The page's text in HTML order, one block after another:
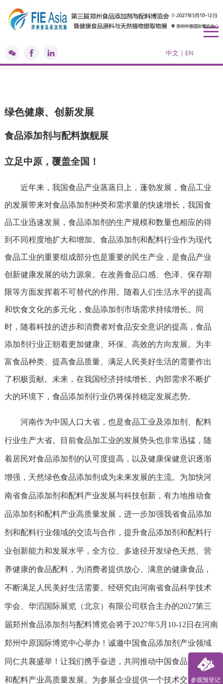
中文 | EN
绿色健康、创新发展
食品添加剂与配料旗舰展
立足中原，覆盖全国！
近年来，我国食品产业蒸蒸日上，蓬勃发展，食品工业
的发展带来对食品添加剂种类和需求量的快速增长，我国食
品工业迅速发展，食品添加剂的生产规模和数量也相应的得
到不同程度地扩大和增加。食品添加剂和配料行业作为现代
食品工业的重要组成部分也是重要的民生产业，是食品产业
创新健康发展的动力源泉。在改善食品口感、色泽、保存期
限等方面发挥着不可替代的作用。随着人们生活水平的提高
和饮食文化的多元化，食品添加剂市场需求持续增长。同
时，随着科技的进步和消费者对食品安全意识的提高，食品
添加剂行业正朝着更加健康、环保、高效的方向发展。为丰
富食品种类、提高食品质量、满足人民美好生活的需要作出
了积极贡献。未来，在我国经济持续增长、内部需求不断扩
大的环境下，食品添加剂行业仍将保持稳定发展态势。
河南作为中国人口大省，也是食品工业及添加剂、配料
行业生产大省。目前食品加工业的发展势头也非常迅猛，随
着居民对食品添加剂的认可度提高，以及健康保健意识逐渐
增强，天然绿色食品添加剂成为未来发展的主流。为加快河
南省食品添加剂和配料产业发展与科技创新，有力地推动食
品添加剂和配料产业高质量发展，进一步加强我省食品添加
剂和配料行业领域的交流与合作，提升食品添加剂和配料行
业创新能力和发展水平，全方位、多途径开发绿色天然、营
养健康的食品配料，为消费者提供放心、满意的健康食品，
不断满足人民美好生活需要。经研究由河南省食品科学技术
学会、华滔国际展览（北京）有限公司联合主办的2027第三
届郑州食品添加剂与配料博览会将于2027年5月10-12日在河南
郑州中原国际博览中心举办！诚邀中国食品添加剂产业领域
同仁共襄盛举！让我们携手奋进，共同推动中国食品添加剂
和配料产业高质量发展。为参展企业提供一个技术交流、展
参观预登记